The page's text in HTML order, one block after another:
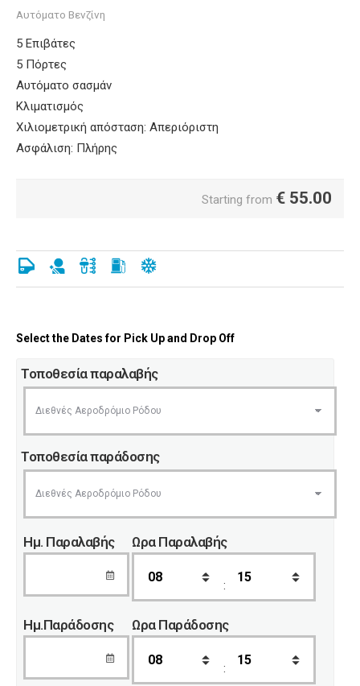
Αυτόματο Βενζίνη
5 Επιβάτες
5 Πόρτες
Αυτόματο σασμάν
Κλιματισμός
Χιλιομετρική απόσταση: Απεριόριστη
Ασφάλιση: Πλήρης
Starting from € 55.00
Select the Dates for Pick Up and Drop Off
Τοποθεσία παραλαβής
Τοποθεσία παράδοσης
Ημ. Παραλαβής Ωρα Παραλαβής
:
Ημ.Παράδοσης Ωρα Παράδοσης
: